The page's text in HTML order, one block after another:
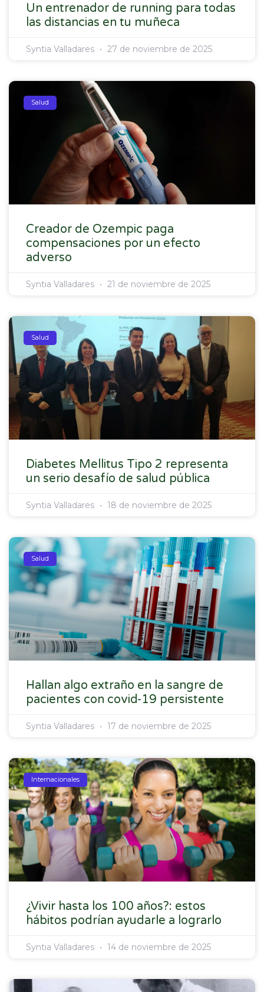
Un entrenador de running para todas
las distancias en tu muñeca
Syntia Valladares 27 de noviembre de 2025
Salud
Creador de Ozempic paga
compensaciones por un efecto
adverso
Syntia Valladares 21 de noviembre de 2025
Salud
Diabetes Mellitus Tipo 2 representa
un serio desafío de salud pública
Syntia Valladares 18 de noviembre de 2025
Salud
Hallan algo extraño en la sangre de
pacientes con covid-19 persistente
Syntia Valladares 17 de noviembre de 2025
Internacionales
¿Vivir hasta los 100 años?: estos
hábitos podrían ayudarle a lograrlo
Syntia Valladares 14 de noviembre de 2025